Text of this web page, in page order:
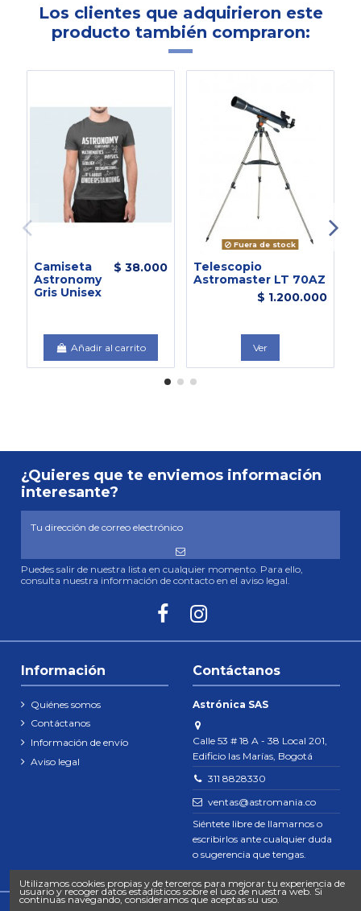
Los clientes que adquirieron este
producto también compraron:
Camiseta
Astronomy
Gris Unisex
$ 38.000
Añadir al carrito
Fuera de stock
Telescopio
Astromaster LT 70AZ
$ 1.200.000
Ver
¿Quieres que te enviemos información
interesante?
Puedes salir de nuestra lista en cualquier momento. Para ello,
consulta nuestra información de contacto en el aviso legal.
Información
Quiénes somos
Contáctanos
Información de envío
Aviso legal
Contáctanos
Astrónica SAS
Calle 53 # 18 A - 38 Local 201,
Edificio las Marías, Bogotá
311 8828330
ventas@astromania.co
Siéntete libre de llamarnos o
escribirlos ante cualquier duda
o sugerencia que tengas.
Utilizamos cookies propias y de terceros para mejorar tu experiencia de
usuario y recoger datos estadísticos sobre el uso de nuestra web. Si
continuas navegando, consideramos que aceptas su uso.